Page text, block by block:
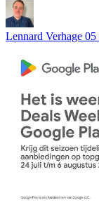
Lennard Verhage 05